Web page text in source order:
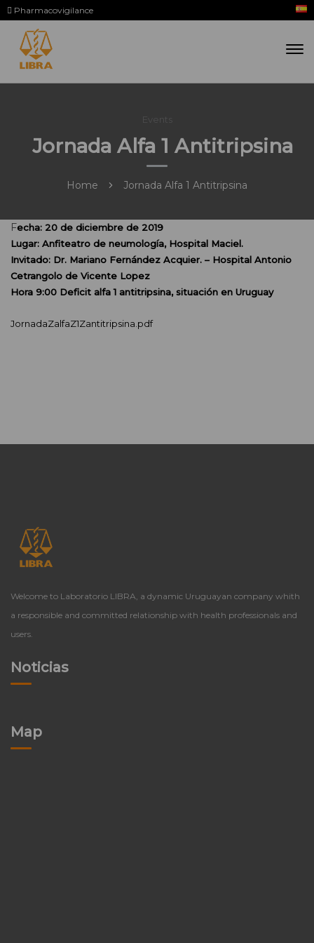
Pharmacovigilance
Events
Jornada Alfa 1 Antitripsina
Home Jornada Alfa 1 Antitripsina
Fecha: 20 de diciembre de 2019
Lugar: Anfiteatro de neumología, Hospital Maciel.
Invitado: Dr. Mariano Fernández Acquier. – Hospital Antonio
Cetrangolo de Vicente Lopez
Hora 9:00 Deficit alfa 1 antitripsina, situación en Uruguay
JornadaZalfaZ1Zantitripsina.pdf
Welcome to Laboratorio LIBRA, a dynamic Uruguayan company whith
a responsible and committed relationship with health professionals and
users.
Noticias
Map